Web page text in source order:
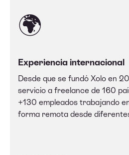
🌍
Experiencia internacional
Desde que se fundó Xolo en
servicio a freelance de 160
+130 empleados trabajando
forma remota desde